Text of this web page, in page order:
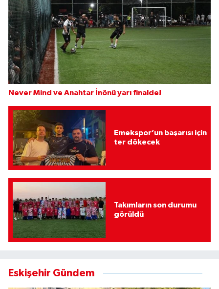
Never Mind ve Anahtar İnönü yarı finalde!
Emekspor’un başarısı için
ter dökecek
Takımların son durumu
görüldü
Eskişehir Gündem